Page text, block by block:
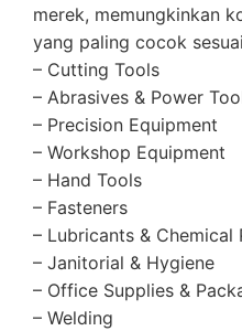
merek, memungkinkan
yang paling cocok
– Cutting Tools
– Abrasives & Power
– Precision Equipment
– Workshop Equipment
– Hand Tools
– Fasteners
– Lubricants & Chemical
– Janitorial & Hygiene
– Office Supplies &
– Welding